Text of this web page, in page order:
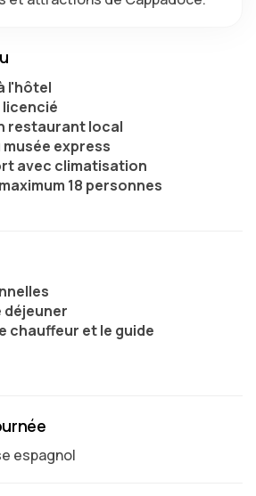
l'hôtel
licencié
restaurant local
express
avec climatisation
18 personnes
déjeuner
chauffeur et le guide
espagnol